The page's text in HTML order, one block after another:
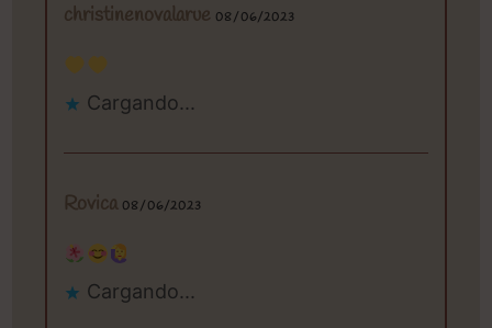
christinenovalarue 08/06/2023
Cargando...
Rovica 08/06/2023
Cargando...